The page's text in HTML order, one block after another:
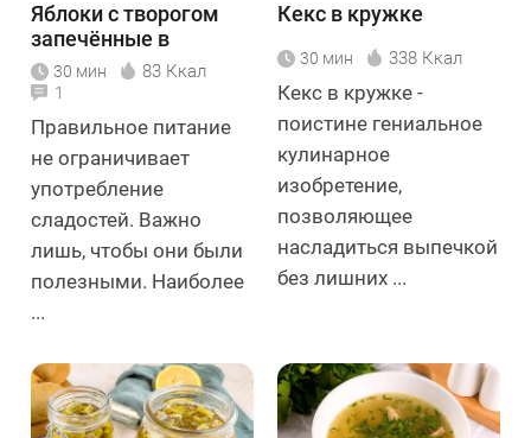
Яблоки с творогом
запечённые в
духовке
30 мин 83 Ккал
1
Правильное питание
не ограничивает
употребление
сладостей. Важно
лишь, чтобы они были
полезными. Наиболее
...
Кекс в кружке
30 мин 338 Ккал
Кекс в кружке -
поистине гениальное
кулинарное
изобретение,
позволяющее
насладиться выпечкой
без лишних ...